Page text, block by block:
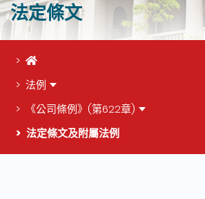
法定條文
首頁
法例
《公司條例》(第622章)
法定條文及附屬法例